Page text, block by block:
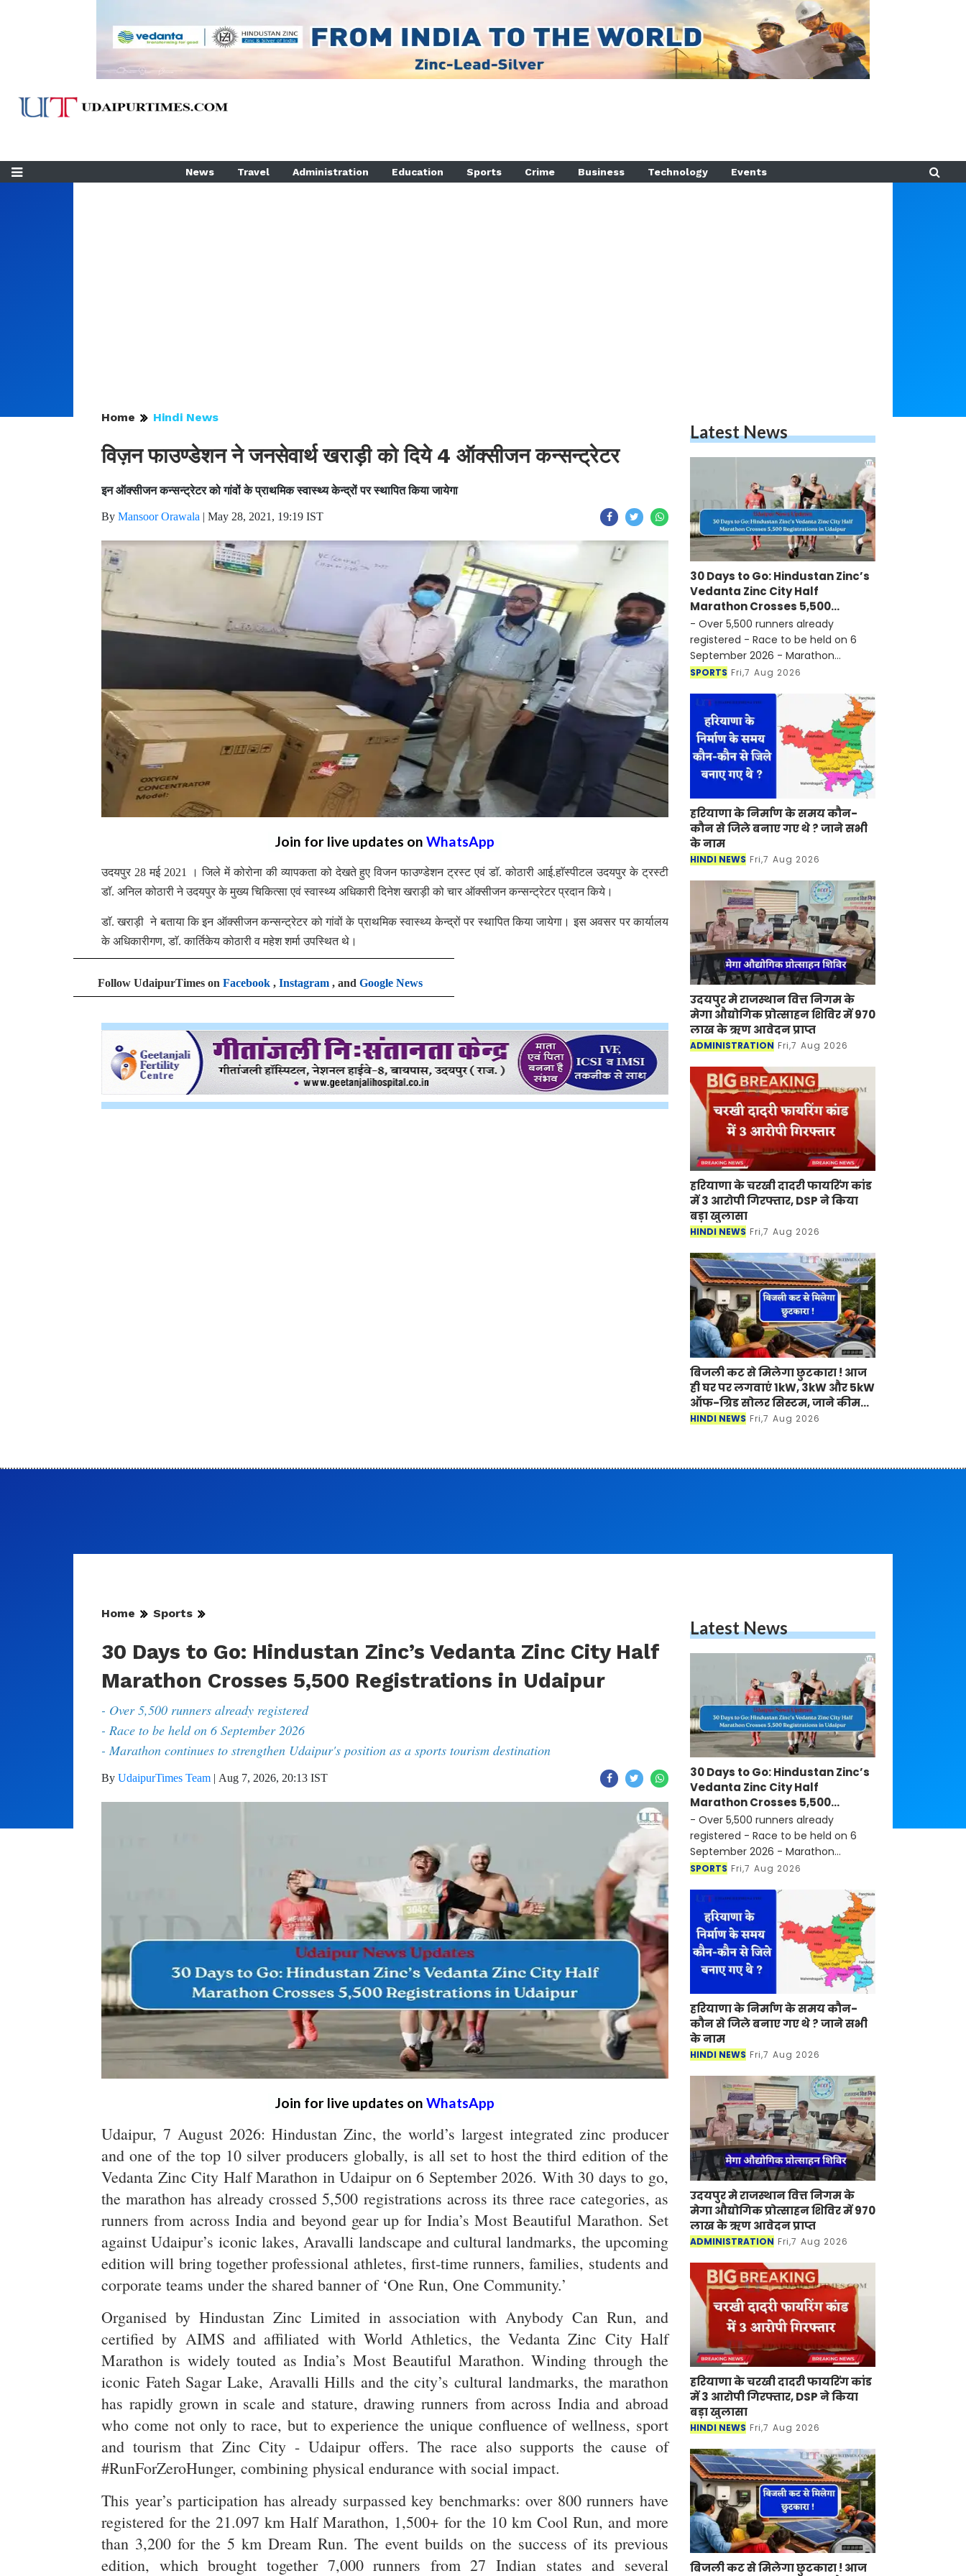
News Travel Administration Education Sports Crime Business Technology Events
Home Hindi News
विज़न फाउण्डेशन ने जनसेवार्थ खराड़ी को दिये 4 ऑक्सीजन कन्सन्ट्रेटर
इन ऑक्सीजन कन्सन्ट्रेटर को गांवों के प्राथमिक स्वास्थ्य केन्द्रों पर स्थापित किया जायेगा
By Mansoor Orawala | May 28, 2021, 19:19 IST
Join for live updates on WhatsApp
उदयपुर 28 मई 2021 । जिले में कोरोना की व्यापकता को देखते हुए विजन फाउण्डेशन ट्रस्ट एवं डाॅ. कोठारी आई.हाॅस्पीटल उदयपुर के ट्रस्टी
डाॅ. अनिल कोठारी ने उदयपुर के मुख्य चिकित्सा एवं स्वास्थ्य अधिकारी दिनेश खराड़ी को चार ऑक्सीजन कन्सन्ट्रेटर प्रदान किये।
डाॅ. खराड़ी ने बताया कि इन ऑक्सीजन कन्सन्ट्रेटर को गांवों के प्राथमिक स्वास्थ्य केन्द्रों पर स्थापित किया जायेगा। इस अवसर पर कार्यालय
के अधिकारीगण, डाॅ. कार्तिकेय कोठारी व महेश शर्मा उपस्थित थे।
Follow UdaipurTimes on Facebook , Instagram , and Google News
Latest News
30 Days to Go: Hindustan Zinc’s
Vedanta Zinc City Half
Marathon Crosses 5,500
Registrations in Udaipur
- Over 5,500 runners already
registered - Race to be held on 6
September 2026 - Marathon
continues to strengthen Udaipur's
destination
SPORTS Fri,7 Aug 2026
हरियाणा के निर्माण के समय कौन-
कौन से जिले बनाए गए थे ? जाने सभी
के नाम
HINDI NEWS Fri,7 Aug 2026
उदयपुर मे राजस्थान वित्त निगम के
मेगा औद्योगिक प्रोत्साहन शिविर में 970
लाख के ऋण आवेदन प्राप्त
ADMINISTRATION Fri,7 Aug 2026
हरियाणा के चरखी दादरी फायरिंग कांड
में 3 आरोपी गिरफ्तार, DSP ने किया
बड़ा खुलासा
HINDI NEWS Fri,7 Aug 2026
बिजली कट से मिलेगा छुटकारा ! आज
ही घर पर लगवाएं 1kW, 3kW और 5kW
ऑफ-ग्रिड सोलर सिस्टम, जाने कीमत
?
HINDI NEWS Fri,7 Aug 2026
Home Sports
30 Days to Go: Hindustan Zinc’s Vedanta Zinc City Half
Marathon Crosses 5,500 Registrations in Udaipur
- Over 5,500 runners already registered
- Race to be held on 6 September 2026
- Marathon continues to strengthen Udaipur's position as a sports tourism destination
By UdaipurTimes Team | Aug 7, 2026, 20:13 IST
Join for live updates on WhatsApp
Udaipur, 7 August 2026: Hindustan Zinc, the world’s largest integrated zinc producer
and one of the top 10 silver producers globally, is all set to host the third edition of the
Vedanta Zinc City Half Marathon in Udaipur on 6 September 2026. With 30 days to go,
the marathon has already crossed 5,500 registrations across its three race categories, as
runners from across India and beyond gear up for India’s Most Beautiful Marathon. Set
against Udaipur’s iconic lakes, Aravalli landscape and cultural landmarks, the upcoming
edition will bring together professional athletes, first-time runners, families, students and
corporate teams under the shared banner of ‘One Run, One Community.’
Organised by Hindustan Zinc Limited in association with Anybody Can Run, and
certified by AIMS and affiliated with World Athletics, the Vedanta Zinc City Half
Marathon is widely touted as India’s Most Beautiful Marathon. Winding through the
iconic Fateh Sagar Lake, Aravalli Hills and the city’s cultural landmarks, the marathon
has rapidly grown in scale and stature, drawing runners from across India and abroad
who come not only to race, but to experience the unique confluence of wellness, sport
and tourism that Zinc City - Udaipur offers. The race also supports the cause of
#RunForZeroHunger, combining physical endurance with social impact.
This year’s participation has already surpassed key benchmarks: over 800 runners have
registered for the 21.097 km Half Marathon, 1,500+ for the 10 km Cool Run, and more
than 3,200 for the 5 km Dream Run. The event builds on the success of its previous
edition, which brought together 7,000 runners from 27 Indian states and several
Latest News
30 Days to Go: Hindustan Zinc’s
Vedanta Zinc City Half
Marathon Crosses 5,500
Registrations in Udaipur
- Over 5,500 runners already
registered - Race to be held on 6
September 2026 - Marathon
continues to strengthen Udaipur's
destination
SPORTS Fri,7 Aug 2026
हरियाणा के निर्माण के समय कौन-
कौन से जिले बनाए गए थे ? जाने सभी
के नाम
HINDI NEWS Fri,7 Aug 2026
उदयपुर मे राजस्थान वित्त निगम के
मेगा औद्योगिक प्रोत्साहन शिविर में 970
लाख के ऋण आवेदन प्राप्त
ADMINISTRATION Fri,7 Aug 2026
हरियाणा के चरखी दादरी फायरिंग कांड
में 3 आरोपी गिरफ्तार, DSP ने किया
बड़ा खुलासा
HINDI NEWS Fri,7 Aug 2026
बिजली कट से मिलेगा छुटकारा ! आज